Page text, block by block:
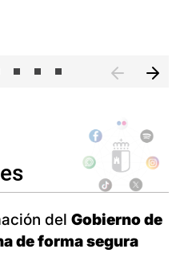
del Gobierno de
de forma segura